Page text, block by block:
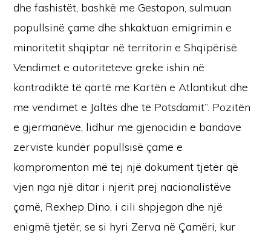
dhe fashistët, bashkë me Gestapon, sulmuan
popullsinë çame dhe shkaktuan emigrimin e
minoritetit shqiptar në territorin e Shqipërisë.
Vendimet e autoriteteve greke ishin në
kontradiktë të qartë me Kartën e Atlantikut dhe
me vendimet e Jaltës dhe të Potsdamit”. Pozitën
e gjermanëve, lidhur me gjenocidin e bandave
zerviste kundër popullsisë çame e
kompromenton më tej një dokument tjetër që
vjen nga një ditar i njerit prej nacionalistëve
çamë, Rexhep Dino, i cili shpjegon dhe një
enigmë tjetër, se si hyri Zerva në Çamëri, kur